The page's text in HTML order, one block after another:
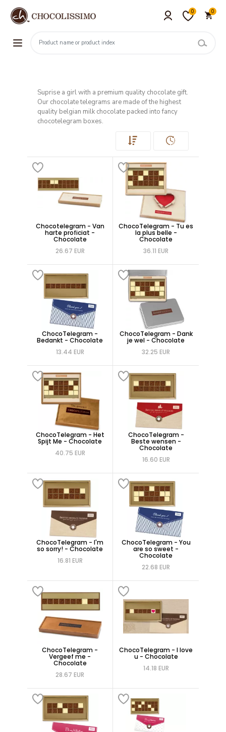
0 0
Suprise a girl with a premium quality chocolate gift.
Our chocolate telegrams are made of the highest
quality belgian milk chocolate packed into fancy
chocotelegram boxes.
Chocotelegram - Van
harte proficiat -
Chocolate
26.67 EUR
ChocoTelegram - Tu es
la plus belle -
Chocolate
36.11 EUR
ChocoTelegram -
Bedankt - Chocolate
13.44 EUR
ChocoTelegram - Dank
je wel - Chocolate
32.25 EUR
ChocoTelegram - Het
Spijt Me - Chocolate
40.75 EUR
ChocoTelegram -
Beste wensen -
Chocolate
16.60 EUR
ChocoTelegram - I'm
so sorry! - Chocolate
16.81 EUR
ChocoTelegram - You
are so sweet -
Chocolate
22.68 EUR
ChocoTelegram -
Vergeef me -
Chocolate
28.67 EUR
ChocoTelegram - I love
u - Chocolate
14.18 EUR